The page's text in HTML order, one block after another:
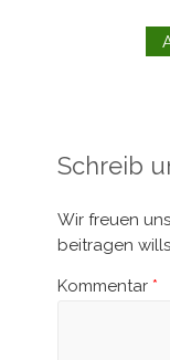
Schreib
Wir freuen
beitragen
Kommentar *